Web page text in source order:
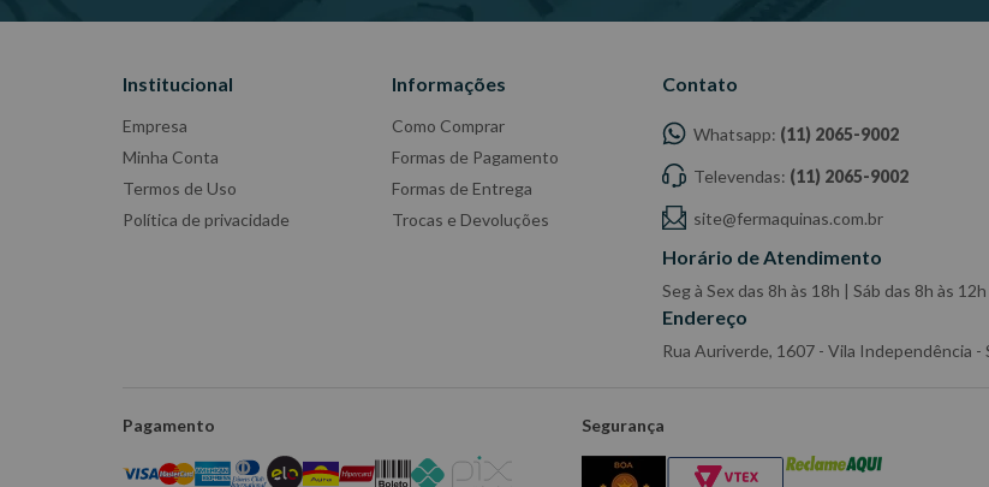
Institucional
Empresa
Minha Conta
Termos de Uso
Política de privacidade
Informações
Como Comprar
Formas de Pagamento
Formas de Entrega
Trocas e Devoluções
Contato
Whatsapp: (11) 2065-9002
Televendas: (11) 2065-9002
site@fermaquinas.com.br
Horário de Atendimento
Seg à Sex das 8h às 18h | Sáb das 8h às 12h
Endereço
Rua Auriverde, 1607 - Vila Independência -
Pagamento Segurança